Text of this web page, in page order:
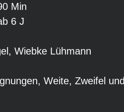
Min
6 J
Wiebke Lühmann
Weite, Zweifel und